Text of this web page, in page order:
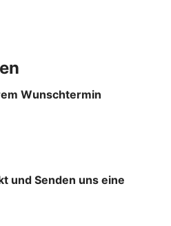
Wunschtermin
und Senden uns eine